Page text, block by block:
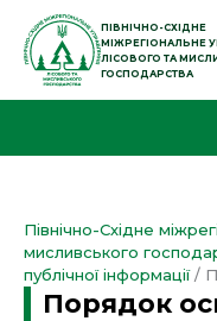
Перейти
вмісту
ПІВНІЧНО-СХІДНЕ
МІЖРЕГІОНАЛЬНЕ
ЛІСОВОГО ТА
ГОСПОДАРСТВА
Північно-Східне
мисливського
публічної інформації/
Порядок